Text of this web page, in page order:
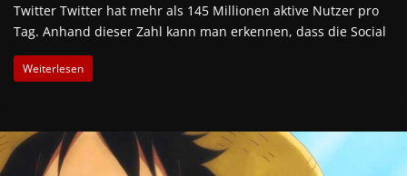
Twitter Twitter hat mehr als 145 Millionen aktive Nutzer pro
Tag. Anhand dieser Zahl kann man erkennen, dass die Social
Weiterlesen